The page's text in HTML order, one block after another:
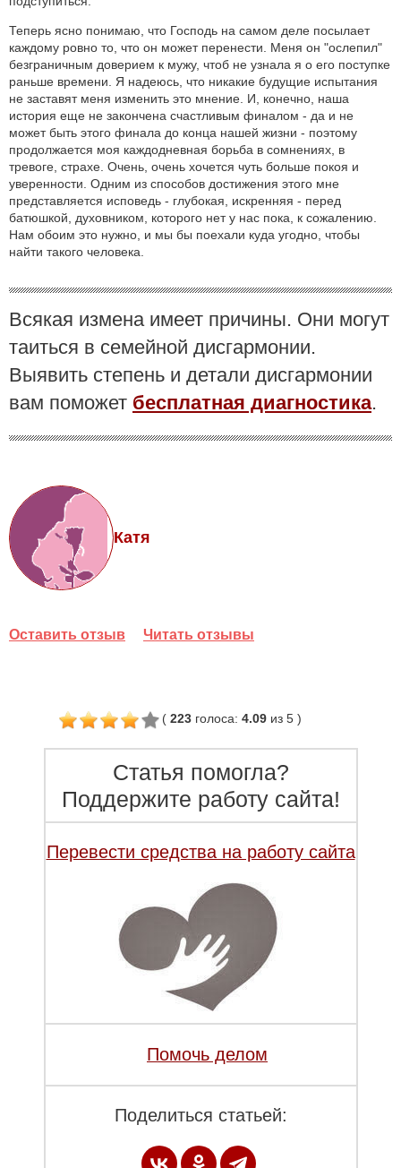
Теперь ясно понимаю, что Господь на самом деле посылает
каждому ровно то, что он может перенести. Меня он "ослепил"
безграничным доверием к мужу, чтоб не узнала я о его поступке
раньше времени. Я надеюсь, что никакие будущие испытания
не заставят меня изменить это мнение. И, конечно, наша
история еще не закончена счастливым финалом - да и не
может быть этого финала до конца нашей жизни - поэтому
продолжается моя каждодневная борьба в сомнениях, в
тревоге, страхе. Очень, очень хочется чуть больше покоя и
уверенности. Одним из способов достижения этого мне
представляется исповедь - глубокая, искренняя - перед
батюшкой, духовником, которого нет у нас пока, к сожалению.
Нам обоим это нужно, и мы бы поехали куда угодно, чтобы
найти такого человека.
Всякая измена имеет причины. Они могут
таиться в семейной дисгармонии.
Выявить степень и детали дисгармонии
вам поможет бесплатная диагностика.
Катя
Оставить отзыв Читать отзывы
( 223 голоса: 4.09из 5)
Статья помогла?
Поддержите работу сайта!
Перевести средства на работу сайта
Помочь делом
Поделиться статьей: